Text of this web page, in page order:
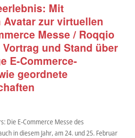
Mit
zur virtuellen
Messe / Roqqio
und Stand über
E-Commerce-
geordnete
Die E-Commerce Messe des
in diesem Jahr, am 24. und 25. Februar